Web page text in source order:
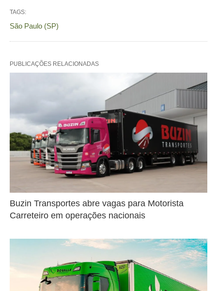
TAGS:
São Paulo (SP)
PUBLICAÇÕES RELACIONADAS
Buzin Transportes abre vagas para Motorista
Carreteiro em operações nacionais